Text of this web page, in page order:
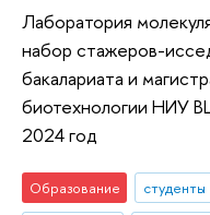
Лаборатория
набор стажеров-
бакалариата и
биотехнологии НИУ
2024 год
Образование студенты